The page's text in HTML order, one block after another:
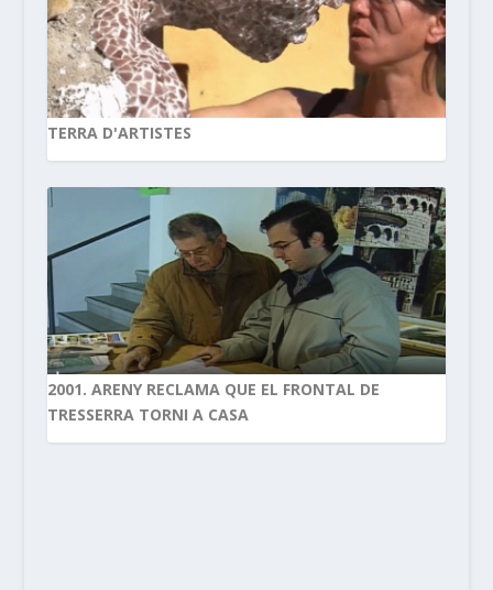
TERRA D'ARTISTES
2001. ARENY RECLAMA QUE EL FRONTAL DE
TRESSERRA TORNI A CASA